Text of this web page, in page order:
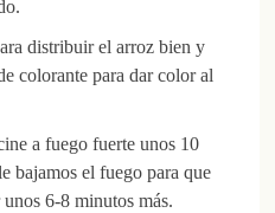
distribuir el arroz bien y
colorante para dar color al
a fuego fuerte unos 10
bajamos el fuego para que
6-8 minutos más.